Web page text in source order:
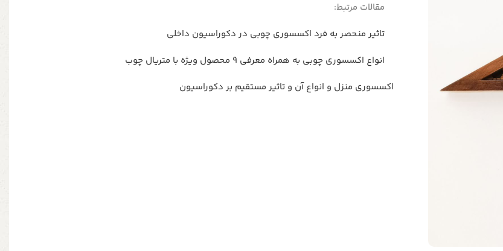
مقالات مرتبط:
تاثیر منحصر به فرد اکسسوری چوبی در دکوراسیون داخلی
انواع اکسسوری چوبی به همراه معرفی 9 محصول ویژه با متریال چوب
اکسسوری منزل و انواع آن و تاثیر مستقیم بر دکوراسیون